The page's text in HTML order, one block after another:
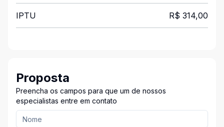
IPTU R$ 314,00
Proposta
Preencha os campos para que um de nossos
especialistas entre em contato